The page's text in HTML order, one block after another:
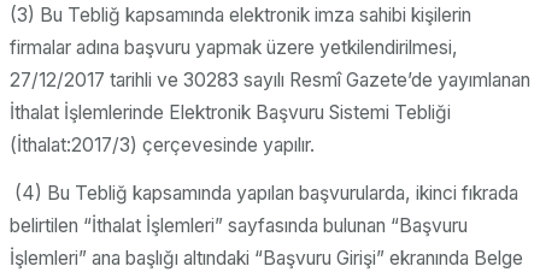
(3) Bu Tebliğ kapsamında elektronik imza sahibi kişilerin
firmalar adına başvuru yapmak üzere yetkilendirilmesi,
27/12/2017 tarihli ve 30283 sayılı Resmî Gazete’de yayımlanan
İthalat İşlemlerinde Elektronik Başvuru Sistemi Tebliği
(İthalat:2017/3) çerçevesinde yapılır.
(4) Bu Tebliğ kapsamında yapılan başvurularda, ikinci fıkrada
belirtilen “İthalat İşlemleri” sayfasında bulunan “Başvuru
İşlemleri” ana başlığı altındaki “Başvuru Girişi” ekranında Belge